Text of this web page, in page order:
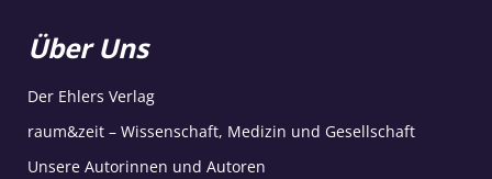
Über Uns
Der Ehlers Verlag
raum&zeit – Wissenschaft, Medizin und Gesellschaft
Unsere Autorinnen und Autoren